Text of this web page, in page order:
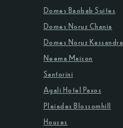
Domes Baobab Suites
Domes Noruz Chania
Domes Noruz Kassandra
Neema Maison
Santorini
Agali Hotel Paxos
Pleiades Blossomhill
Houses